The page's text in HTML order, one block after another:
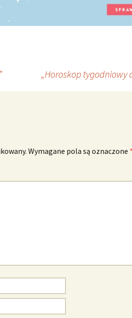
„Horoskop tygodniowy
Wymagane pola są oznaczone *